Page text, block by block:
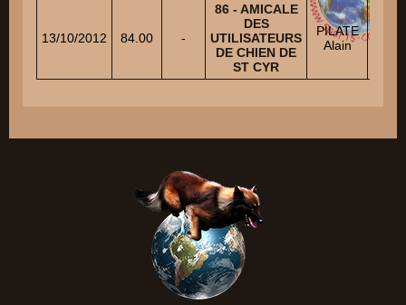
13/10/2012 84.00 -
86 - AMICALE
DES
UTILISATEURS
DE CHIEN DE
ST CYR
PILATE
Alain